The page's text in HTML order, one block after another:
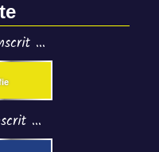
...
...